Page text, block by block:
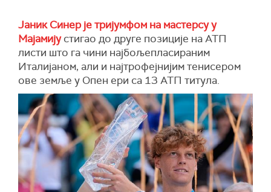
Јаник Синер је тријумфом на мастерсу у
Мајамијустигао до друге позиције на АТП
листи што га чини најбољепласираним
Италијаном, али и најтрофејнијим тенисером
ове земље у Опен ери са 13 АТП титула.